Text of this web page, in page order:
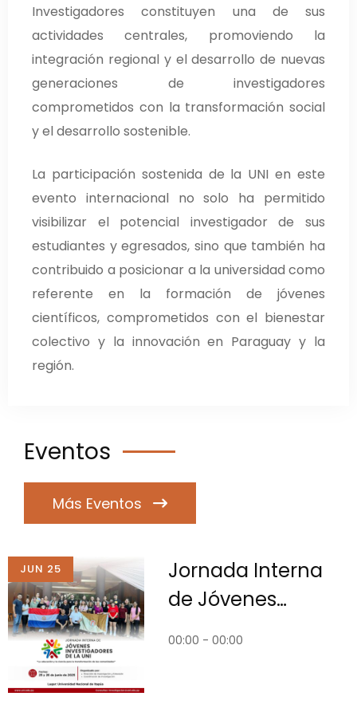
Investigadores constituyen una de sus
actividades centrales, promoviendo la
integración regional y el desarrollo de nuevas
generaciones de investigadores
comprometidos con la transformación social
y el desarrollo sostenible.
La participación sostenida de la UNI en este
evento internacional no solo ha permitido
visibilizar el potencial investigador de sus
estudiantes y egresados, sino que también ha
contribuido a posicionar a la universidad como
referente en la formación de jóvenes
científicos, comprometidos con el bienestar
colectivo y la innovación en Paraguay y la
región.
Eventos
Más Eventos
JUN 25
Jornada Interna
de Jóvenes
00:00 - 00:00